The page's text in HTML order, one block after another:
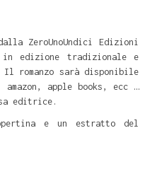
ZeroUnoUndici Edizioni
in edizione tradizionale e
Il romanzo sarà disponibile
apple books, ecc …
editrice.
e un estratto del